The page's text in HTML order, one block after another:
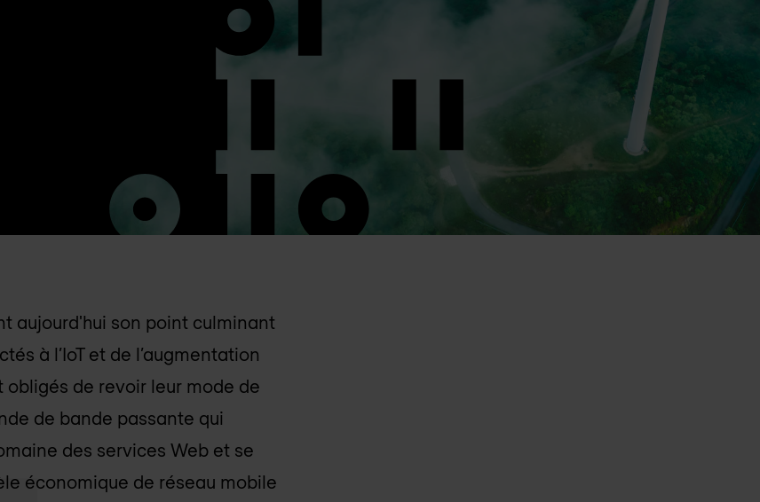
aujourd'hui son point culminant
à l’IoT et de l’augmentation
obligés de revoir leur mode de
de bande passante qui
des services Web et se
économique de réseau mobile